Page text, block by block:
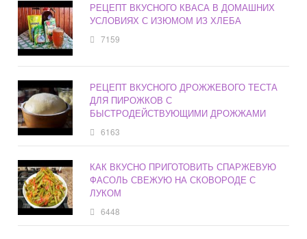
РЕЦЕПТ ВКУСНОГО КВАСА В ДОМАШНИХ
УСЛОВИЯХ С ИЗЮМОМ ИЗ ХЛЕБА
7159
РЕЦЕПТ ВКУСНОГО ДРОЖЖЕВОГО ТЕСТА
ДЛЯ ПИРОЖКОВ С
БЫСТРОДЕЙСТВУЮЩИМИ ДРОЖЖАМИ
6163
КАК ВКУСНО ПРИГОТОВИТЬ СПАРЖЕВУЮ
ФАСОЛЬ СВЕЖУЮ НА СКОВОРОДЕ С
ЛУКОМ
6448